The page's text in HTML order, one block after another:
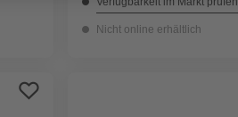
Nicht online erhältlich